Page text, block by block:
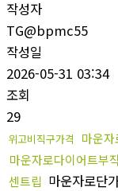
작성자
TG@bpmc55
작성일
2026-05-31 03:34
조회
29
위고비직구가격
마운자
마운자로다이어트부
센트립 마운자로단